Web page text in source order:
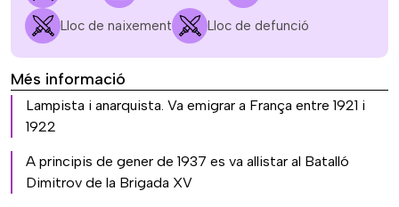
Lloc de naixement Lloc de defunció
Més informació
Lampista i anarquista. Va emigrar a França entre 1921 i
1922
A principis de gener de 1937 es va allistar al Batalló
Dimitrov de la Brigada XV